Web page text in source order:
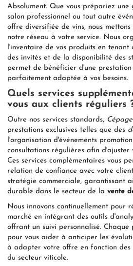
Absolument. Que vous prépariez une
salon professionnel ou tout autre
offre diversifiée de vins, nous mettons
notre réseau à votre service. Nous
l'inventaire de vos produits en tenant
des invités et de la disponibilité des
permet de bénéficier d'une prestation
parfaitement adaptée à vos besoins.
Quels services
vous aux clients réguliers
Outre nos services standards,
prestations exclusives telles que des
l'organisation d'événements
consultations régulières afin d'ajuster
Ces services complémentaires vous
relation de confiance avec votre
stratégie commerciale, garantissant
durable dans le secteur de la vente
Nous innovons continuellement pour
marché en intégrant des outils
offrant un suivi personnalisé. Chaque
pour vous aider à anticiper les
à adapter votre offre en fonction des
du secteur viticole.